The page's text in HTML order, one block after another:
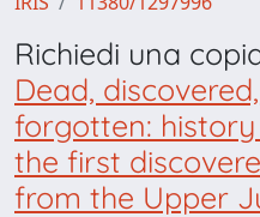
Richiedi una
Dead,
forgotten:
the first
from the Upper